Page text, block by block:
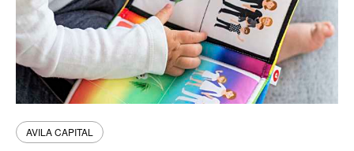
AVILA CAPITAL